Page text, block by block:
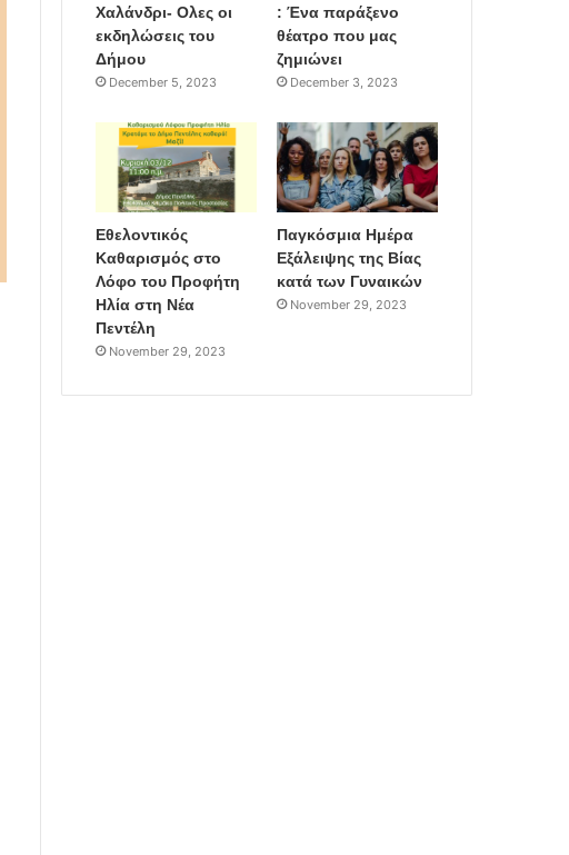
Χαλάνδρι- Ολες οι
εκδηλώσεις του
Δήμου
December 5, 2023
: Ένα παράξενο
θέατρο που μας
ζημιώνει
December 3, 2023
Εθελοντικός
Καθαρισμός στο
Λόφο του Προφήτη
Ηλία στη Νέα
Πεντέλη
November 29, 2023
Παγκόσμια Ημέρα
Εξάλειψης της Βίας
κατά των Γυναικών
November 29, 2023